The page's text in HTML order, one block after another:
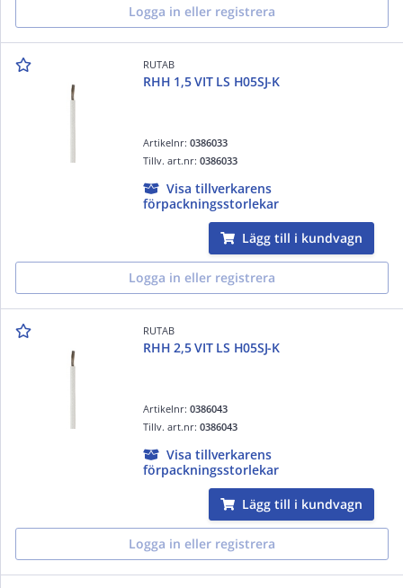
Logga in eller registrera
RUTAB
RHH 1,5 VIT LS H05SJ-K
Artikelnr:0386033
Tillv. art.nr:0386033
Visa tillverkarens
förpackningsstorlekar
Lägg till i kundvagn
Logga in eller registrera
RUTAB
RHH 2,5 VIT LS H05SJ-K
Artikelnr:0386043
Tillv. art.nr:0386043
Visa tillverkarens
förpackningsstorlekar
Lägg till i kundvagn
Logga in eller registrera